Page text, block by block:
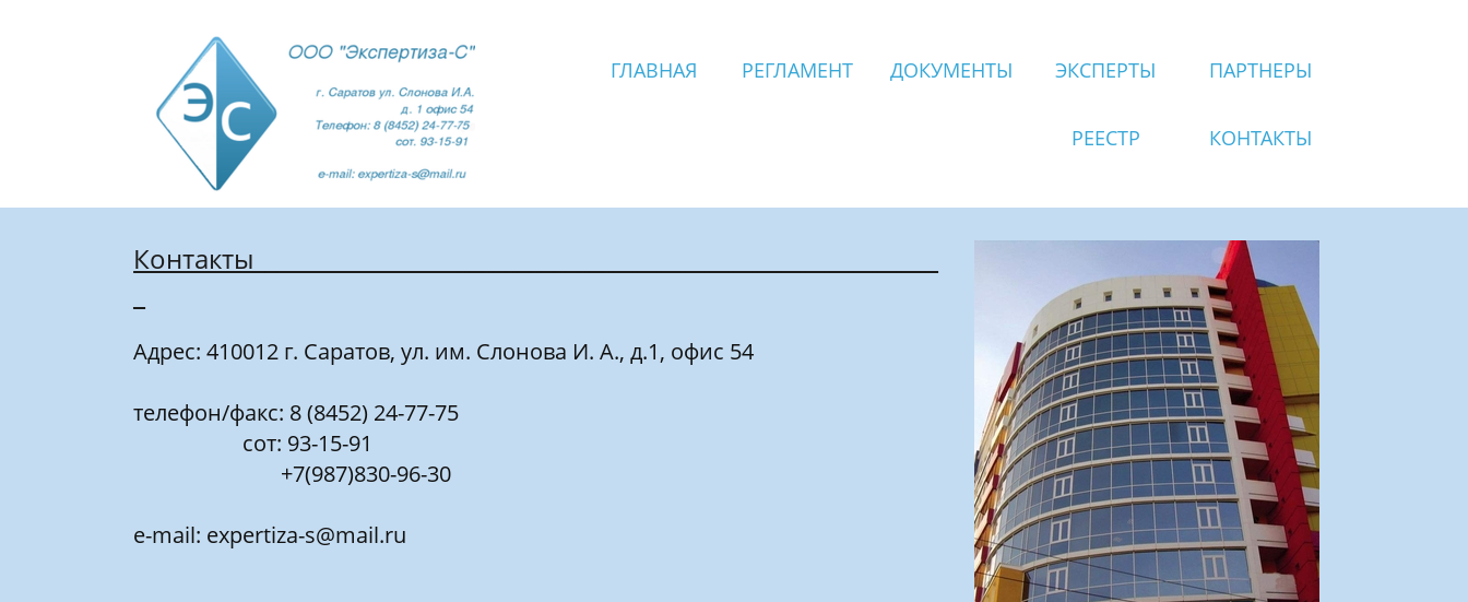
ГЛАВНАЯ РЕГЛАМЕНТ ДОКУМЕНТЫ ЭКСПЕРТЫ
РЕЕСТР
ПАРТНЕРЫ
КОНТАКТЫ
Контакты_________________________________________________________
Адрес: 410012 г. Саратов, ул. им. Слонова И. А., д.1, офис 54
телефон/факс: 8 (8452) 24-77-75
сот: 93-15-91
+7(987)830-96-30
e-mail: expertiza-s@mail.ru